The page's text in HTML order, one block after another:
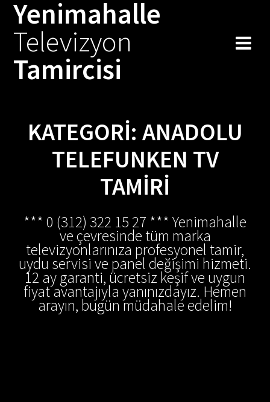
Skip
to
Yenimahalle
Televizyon
Tamircisi
KATEGORI: ANADOLU
TELEFUNKEN TV
TAMIRI
*** 0 (312) 322 15 27 *** Yenimahalle
ve çevresinde tüm marka
televizyonlarınıza profesyonel tamir,
uydu servisi ve panel değişimi hizmeti.
12 ay garanti, ücretsiz keşif ve uygun
fiyat avantajıyla yanınızdayız. Hemen
arayın, bugün müdahale edelim!